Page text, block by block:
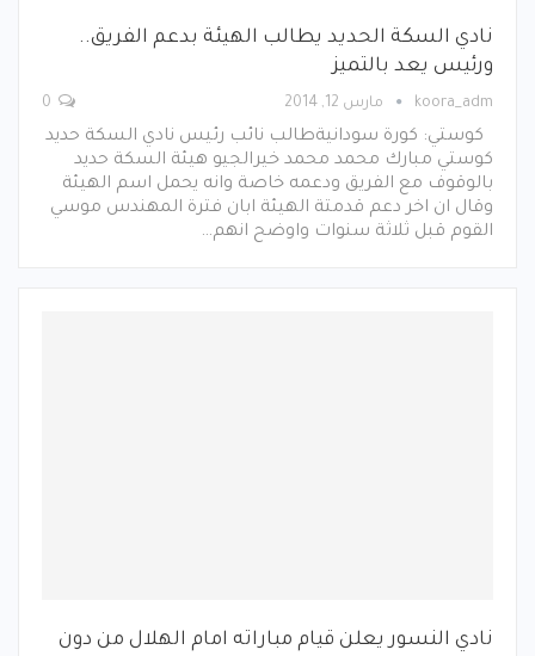
نادي السكة الحديد يطالب الهيئة بدعم الفريق..
ورئيس يعد بالتميز
koora_adm مارس 12, 2014
كوستي: كورة سودانيةطالب نائب رئيس نادي السكة حديد
كوستي مبارك محمد محمد خيرالجيو هيئة السكة حديد
بالوقوف مع الفريق ودعمه خاصة وانه يحمل اسم الهيئة
وقال ان اخر دعم قدمتة الهيئة ابان فترة المهندس موسي
القوم قبل ثلاثة سنوات واوضح انهم…
نادي النسور يعلن قيام مباراته امام الهلال من دون